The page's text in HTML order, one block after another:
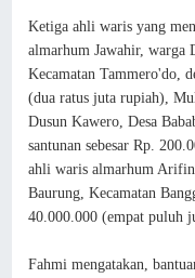
Ketiga ahli waris yang
almarhum Jawahir, warga
Kecamatan Tammero'do,
(dua ratus juta rupiah),
Dusun Kawero, Desa
santunan sebesar Rp.
ahli waris almarhum
Baurung, Kecamatan
40.000.000 (empat puluh
Fahmi mengatakan,